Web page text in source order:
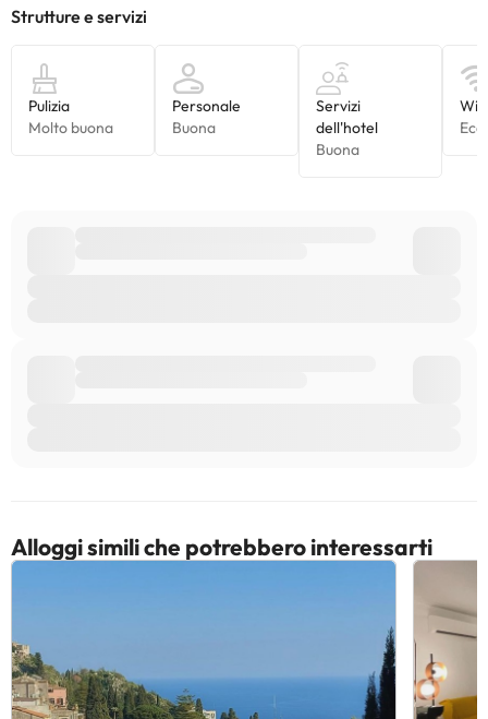
Alloggi simili che potrebbero interessarti